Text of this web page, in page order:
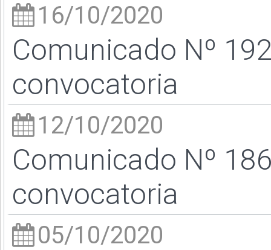
16/10/2020
Comunicado Nº
convocatoria
12/10/2020
Comunicado Nº
convocatoria
05/10/2020